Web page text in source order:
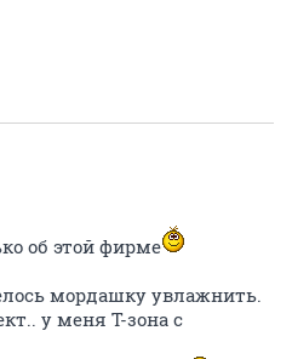
об этой фирме
мордашку увлажнить.
у меня Т-зона с